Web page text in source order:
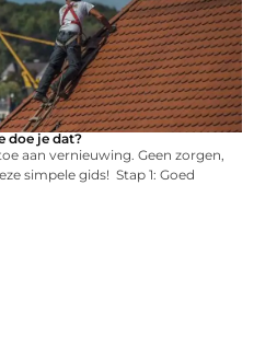
doe je dat?
aan vernieuwing. Geen zorgen,
simpele gids! Stap 1: Goed